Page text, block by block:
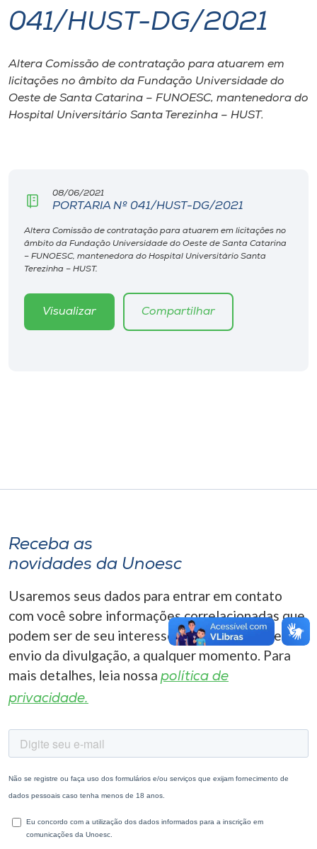
I.nova
Diplomados
Cultura
Biblioteca
Editora
Museu
A-
041/HUST-DG/2021
Altera Comissão de contratação para atuarem em
licitações no âmbito da Fundação Universidade do
Oeste de Santa Catarina – FUNOESC, mantenedora do
Hospital Universitário Santa Terezinha – HUST.
08/06/2021
PORTARIA Nº 041/HUST-DG/2021
Altera Comissão de contratação para atuarem em licitações no
âmbito da Fundação Universidade do Oeste de Santa Catarina
– FUNOESC, mantenedora do Hospital Universitário Santa
Terezinha – HUST.
Visualizar Compartilhar
Receba as
novidades da Unoesc
Usaremos seus dados para entrar em contato
com você sobre informações correlacionadas que
podem ser de seu interesse. Você pode cancelar o
envio da divulgação, a qualquer momento. Para
mais detalhes, leia nossa política de
privacidade.